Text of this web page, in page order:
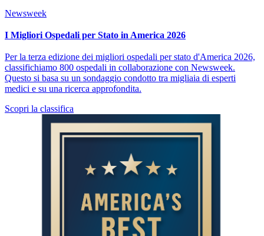
Newsweek
I Migliori Ospedali per Stato in America 2026
Per la terza edizione dei migliori ospedali per stato d'America 2026,
classifichiamo 800 ospedali in collaborazione con Newsweek.
Questo si basa su un sondaggio condotto tra migliaia di esperti
medici e su una ricerca approfondita.
Scopri la classifica